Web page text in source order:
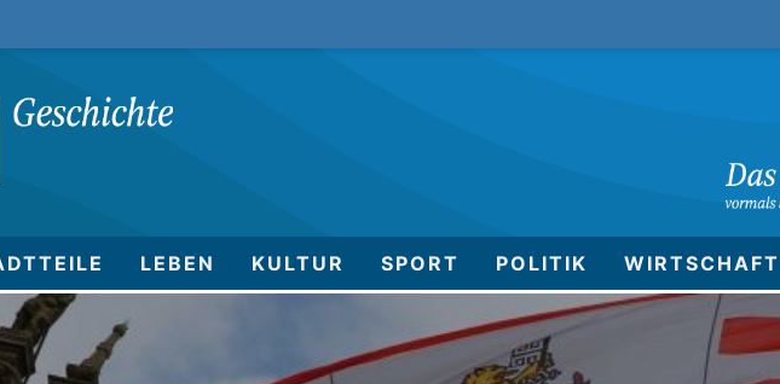
LEBEN KULTUR SPORT POLITIK WIRTSCHAFT